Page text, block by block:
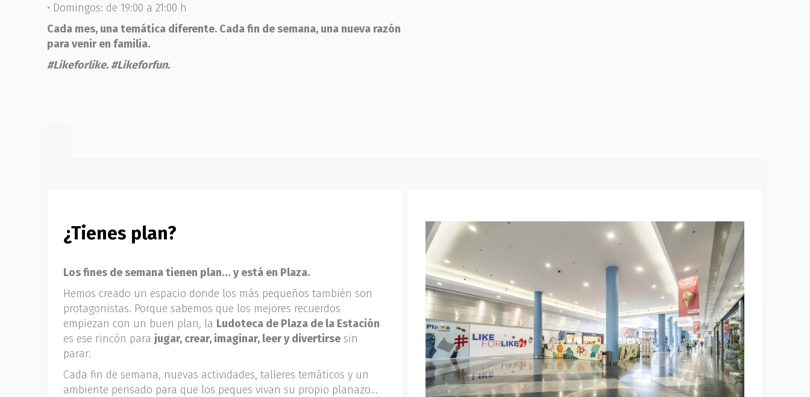
• Domingos: de 19:00 a 21:00 h
Cada mes, una temática diferente. Cada fin de semana, una nueva razón
para venir en familia.
#Likeforlike. #Likeforfun.
¿Tienes plan?
Los fines de semana tienen plan… y está en Plaza.
Hemos creado un espacio donde los más pequeños también son
protagonistas. Porque sabemos que los mejores recuerdos
empiezan con un buen plan, la Ludoteca de Plaza de la Estación
es ese rincón para jugar, crear, imaginar, leer y divertirse sin
parar.
Cada fin de semana, nuevas actividades, talleres temáticos y un
ambiente pensado para que los peques vivan su propio planazo…